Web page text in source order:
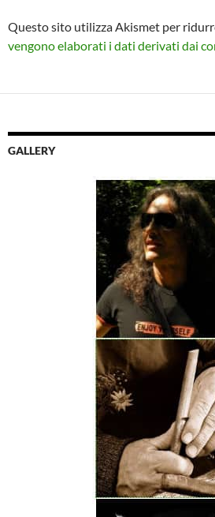
Questo sito utilizza Akismet per
vengono elaborati i dati derivati dai
GALLERY